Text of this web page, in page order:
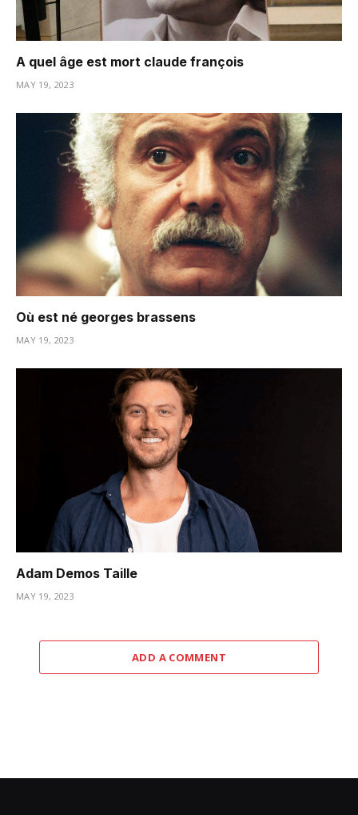
A quel âge est mort claude françois
MAY 19, 2023
Où est né georges brassens
MAY 19, 2023
Adam Demos Taille
MAY 19, 2023
ADD A COMMENT